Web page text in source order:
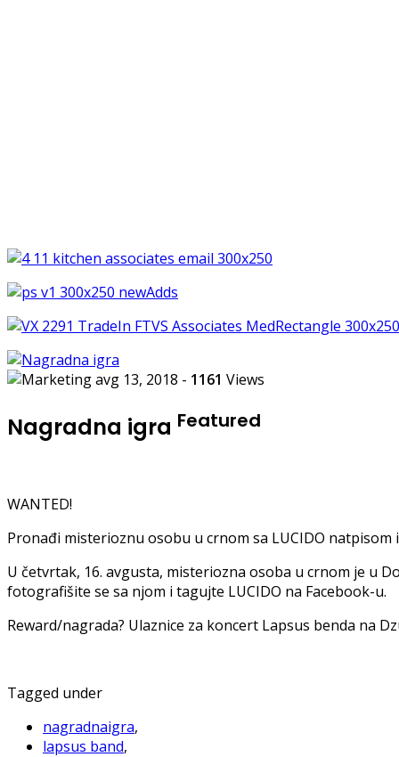
avg 13, 2018 - 1161 Views
Nagradna igra Featured
WANTED!
Pronađi misterioznu osobu u crnom sa LUCIDO natpisom
U četvrtak, 16. avgusta, misteriozna osoba u crnom je u
fotografišite se sa njom i tagujte LUCIDO na Facebook-u.
Reward/nagrada? Ulaznice za koncert Lapsus benda na
Tagged under
nagradnaigra,
lapsus band,